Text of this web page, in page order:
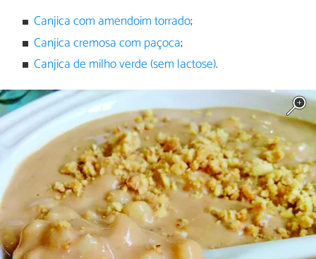
Canjica com amendoim torrado;
Canjica cremosa com paçoca;
Canjica de milho verde (sem lactose).